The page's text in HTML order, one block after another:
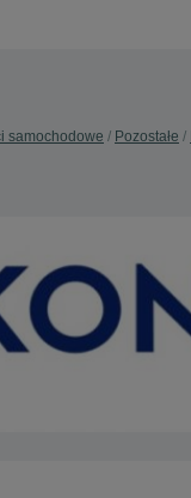
samochodowe Pozostałe